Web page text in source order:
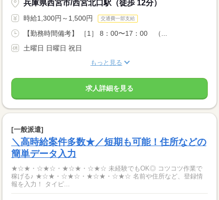
兵庫県西宮市/西宮北口駅（徒歩 12分）
時給1,300円～1,500円 交通費一部支給
【勤務時間備考】 ［1］ 8：00〜17：00 （...
土曜日 日曜日 祝日
もっと見る
求人詳細を見る
[一般派遣]
＼高時給案件多数★／短期も可能！住所などの
簡単データ入力
★☆★・☆★☆・★☆★・☆★☆ 未経験でもOK◎ コツコツ作業で
稼げる♪ ★☆★・☆★☆・★☆★・☆★☆ 名前や住所など、登録情
報を入力！ タイピ...